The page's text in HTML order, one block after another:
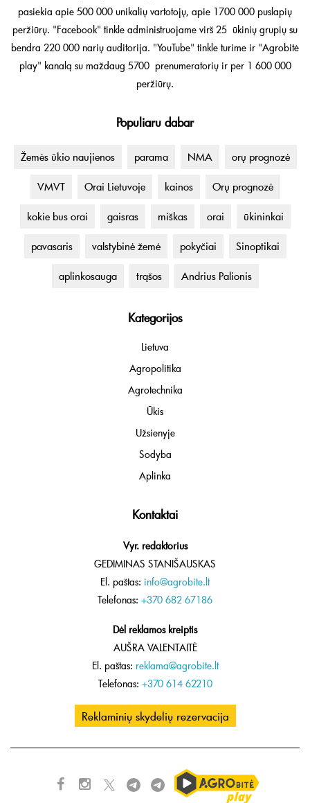
pasiekia apie 500 000 unikalių vartotojų, apie 1700 000 puslapių
peržiūrų. "Facebook" tinkle administruojame virš 25 ūkinių grupių su
bendra 220 000 narių auditorija. "YouTube" tinkle turime ir "Agrobitė
play" kanalą su maždaug 5700 prenumeratorių ir per 1 600 000
peržiūrų.
Populiaru dabar
Žemės ūkio naujienos parama NMA orų prognozė
VMVT Orai Lietuvoje kainos Orų prognozė
kokie bus orai gaisras miškas orai ūkininkai
pavasaris valstybinė žemė pokyčiai Sinoptikai
aplinkosauga trąšos Andrius Palionis
Kategorijos
Lietuva
Agropolitika
Agrotechnika
Ūkis
Užsienyje
Sodyba
Aplinka
Kontaktai
Vyr. redaktorius
GEDIMINAS STANIŠAUSKAS
El. paštas: info@agrobite.lt
Telefonas: +370 682 67186
Dėl reklamos kreiptis
AUŠRA VALENTAITĖ
El. paštas: reklama@agrobite.lt
Telefonas: +370 614 62210
Reklaminių skydelių rezervacija